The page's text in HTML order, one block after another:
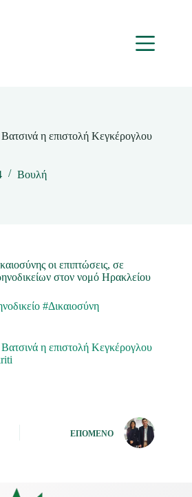
Μενου
η επιστολή Κεγκέρογλου
Βουλή
οι επιπτώσεις, σε
στον νομό Ηρακλείου
#Δικαιοσύνη
η επιστολή Κεγκέρογλου
ΕΠΌΜΕΝΟ